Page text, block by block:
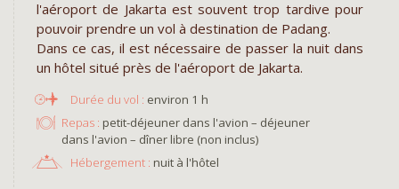
l'aéroport de Jakarta est souvent trop tardive pour
pouvoir prendre un vol à destination de Padang.
Dans ce cas, il est nécessaire de passer la nuit dans
un hôtel situé près de l'aéroport de Jakarta.
environ 1 h
Repas : petit-déjeuner dans l'avion – déjeuner
dans l'avion – dîner libre (non inclus)
Hébergement : nuit à l'hôtel